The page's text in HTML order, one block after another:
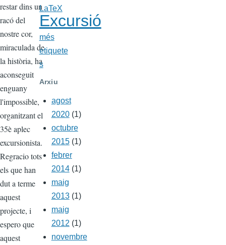
restar dins un
racó del
nostre cor,
miraculada de
la història, ha
aconseguit
enguany
l'impossible,
organitzant el
35è aplec
excursionista.
Regracio tots
els que han
dut a terme
aquest
projecte, i
espero que
aquest
LaTeX
Excursió
més
etiquete
s
Arxiu
agost
2020(1)
octubre
2015(1)
febrer
2014(1)
maig
2013(1)
maig
2012 (1)
novembre